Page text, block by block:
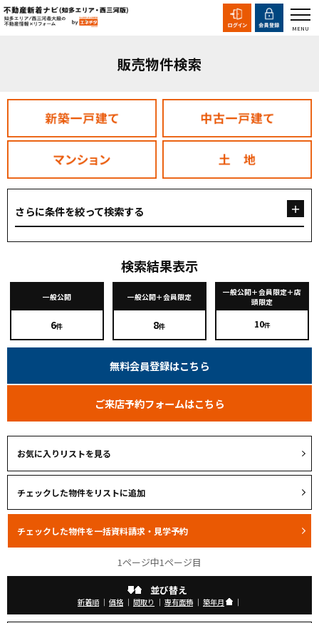
販売物件検索
さらに条件を絞って検索する
検索結果表示
一般公開
6件
一般公開＋会員限定
8件
一般公開＋会員限定＋店
頭限定
10件
無料会員登録はこちら
ご来店予約フォームはこちら
お気に入りリストを見る
1ページ中1ページ目
並び替え
新着順 ｜ 価格 ｜ 間取り ｜ 専有面積 ｜ 築年月 ｜